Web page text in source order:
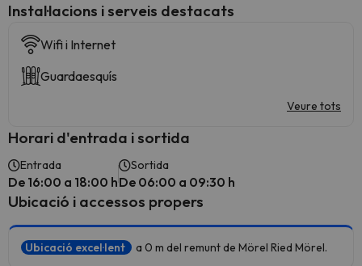
Instal·lacions i serveis destacats
Wifi i Internet
Guardaesquís
Veure tots
Horari d'entrada i sortida
Entrada
De 16:00 a 18:00 h
Sortida
De 06:00 a 09:30 h
Ubicació i accessos propers
Ubicació excel·lent a 0 m del remunt de Mörel Ried Mörel.